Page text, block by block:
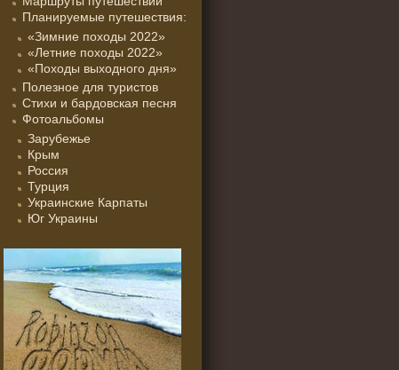
Планируемые путешествия:
«Зимние походы 2022»
«Летние походы 2022»
«Походы выходного дня»
Полезное для туристов
Стихи и бардовская песня
Фотоальбомы
Зарубежье
Крым
Россия
Турция
Украинские Карпаты
Юг Украины